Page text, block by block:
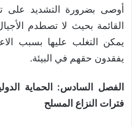
أوصى بضرورة التشديد على
القائمة بحيث لا تصطدم
يمكن التغلب عليها بسبب
يفقدون حقهم في البيئة.
الفصل السادس: الحماية
فترات النزاع المسلح